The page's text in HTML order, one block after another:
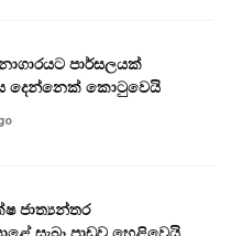
පාර්සලයක්
දෙන්නෙක් කොටුවෙයි
ජාත්‍යන්තර